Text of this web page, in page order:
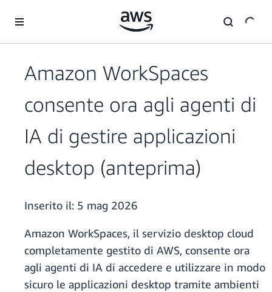
Amazon WorkSpaces
consente ora agli agenti di
IA di gestire applicazioni
desktop (anteprima)
Inserito il: 5 mag 2026
Amazon WorkSpaces, il servizio desktop cloud
completamente gestito di AWS, consente ora
agli agenti di IA di accedere e utilizzare in modo
sicuro le applicazioni desktop tramite ambienti